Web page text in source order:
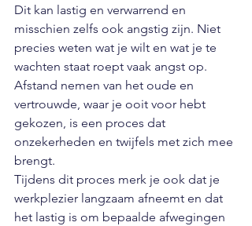
Dit kan lastig en verwarrend en
misschien zelfs ook angstig zijn. Niet
precies weten wat je wilt en wat je te
wachten staat roept vaak angst op.
Afstand nemen van het oude en
vertrouwde, waar je ooit voor hebt
gekozen, is een proces dat
onzekerheden en twijfels met zich mee
brengt.
Tijdens dit proces merk je ook dat je
werkplezier langzaam afneemt en dat
het lastig is om bepaalde afwegingen